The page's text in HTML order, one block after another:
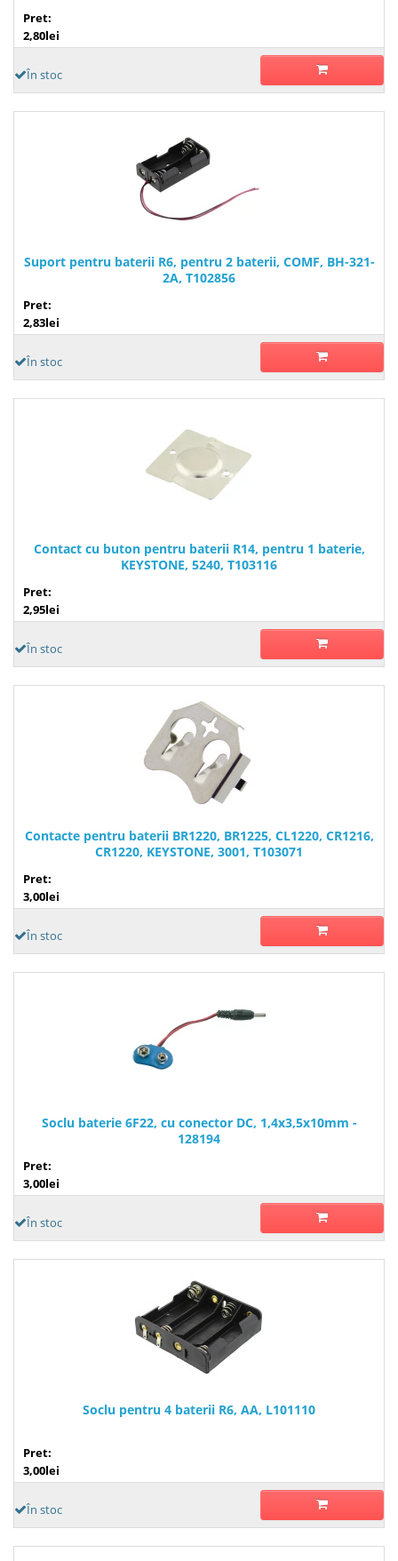
Pret:
2,80lei
În stoc
Suport pentru baterii R6, pentru 2 baterii, COMF, BH-321-
2A, T102856
Pret:
2,83lei
În stoc
Contact cu buton pentru baterii R14, pentru 1 baterie,
KEYSTONE, 5240, T103116
Pret:
2,95lei
În stoc
Contacte pentru baterii BR1220, BR1225, CL1220, CR1216,
CR1220, KEYSTONE, 3001, T103071
Pret:
3,00lei
În stoc
Soclu baterie 6F22, cu conector DC, 1,4x3,5x10mm -
128194
Pret:
3,00lei
În stoc
Soclu pentru 4 baterii R6, AA, L101110
Pret:
3,00lei
În stoc